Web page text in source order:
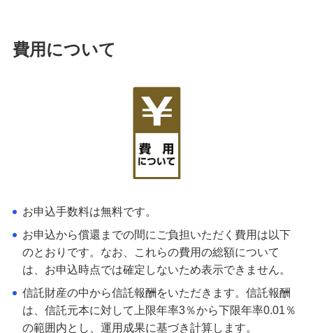
費用について
お申込手数料は無料です。
お申込から償還までの間にご負担いただく費用は以下
のとおりです。なお、これらの費用の総額について
は、お申込時点では確定しないため表示できません。
信託財産の中から信託報酬をいただきます。信託報酬
は、信託元本に対して上限年率3％から下限年率0.01％
の範囲内とし、運用成果に基づき計算します。